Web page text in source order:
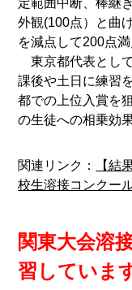
外観(100点）と曲
を減点して200点
東京都代表とし
課後や土日に練習
都での上位入賞を
の生徒への相乗効
関連リンク：
【結
校生溶接コンクー
関東大会溶
習していま